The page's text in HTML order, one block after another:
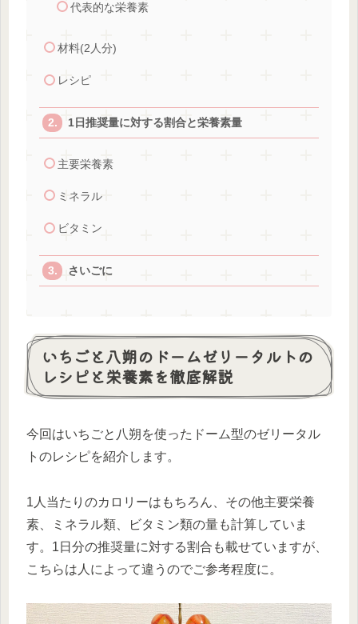
代表的な栄養素
材料(2人分)
レシピ
1日推奨量に対する割合と栄養素量
主要栄養素
ミネラル
ビタミン
さいごに
いちごと八朔のドームゼリータルトの
レシピと栄養素を徹底解説
今回はいちごと八朔を使ったドーム型のゼリータル
トのレシピを紹介します。
1人当たりのカロリーはもちろん、その他主要栄養
素、ミネラル類、ビタミン類の量も計算していま
す。1日分の推奨量に対する割合も載せていますが、
こちらは人によって違うのでご参考程度に。